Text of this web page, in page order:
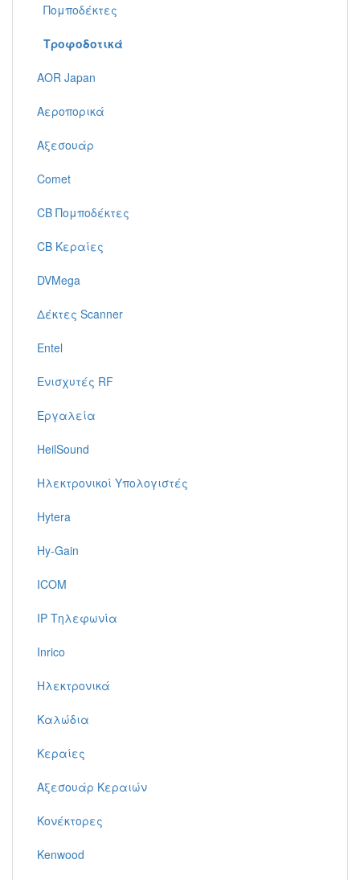
Πομποδέκτες
Τροφοδοτικά
AOR Japan
Αεροπορικά
Αξεσουάρ
Comet
CB Πομποδέκτες
CB Κεραίες
DVMega
Δέκτες Scanner
Entel
Ενισχυτές RF
Εργαλεία
HeilSound
Ηλεκτρονικοί Υπολογιστές
Hytera
Hy-Gain
ICOM
IP Τηλεφωνία
Inrico
Ηλεκτρονικά
Καλώδια
Κεραίες
Αξεσουάρ Κεραιών
Κονέκτορες
Kenwood